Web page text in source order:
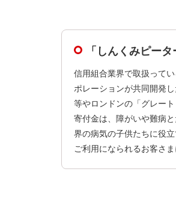
「しんくみピー
信用組合業界で取扱って
ポレーションが共同開発
等やロンドンの「グレー
寄付金は、障がいや難病
界の病気の子供たちに役立
ご利用になられるお客さ